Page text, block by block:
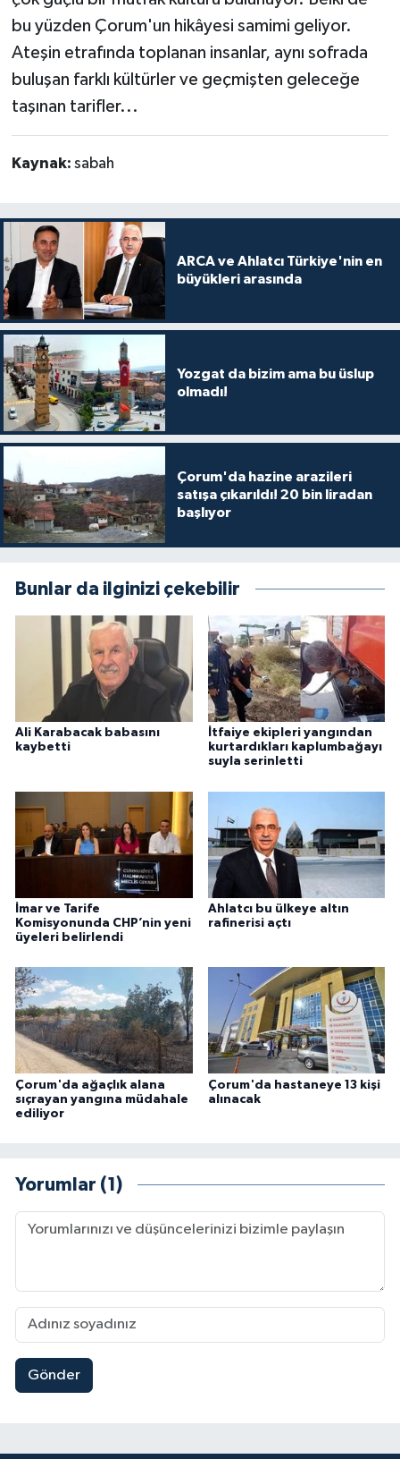
bu yüzden Çorum'un hikâyesi samimi geliyor.
Ateşin etrafında toplanan insanlar, aynı sofrada
buluşan farklı kültürler ve geçmişten geleceğe
taşınan tarifler...
Kaynak: sabah
ARCA ve Ahlatcı Türkiye'nin en
büyükleri arasında
Yozgat da bizim ama bu üslup
olmadı!
Çorum'da hazine arazileri
satışa çıkarıldı! 20 bin liradan
başlıyor
Bunlar da ilginizi çekebilir
Ali Karabacak babasını
kaybetti
İtfaiye ekipleri yangından
kurtardıkları kaplumbağayı
suyla serinletti
İmar ve Tarife
Komisyonunda CHP’nin yeni
üyeleri belirlendi
Ahlatcı bu ülkeye altın
rafinerisi açtı
Çorum'da ağaçlık alana
sıçrayan yangına müdahale
ediliyor
Çorum'da hastaneye 13 kişi
alınacak
Yorumlar (1)
Gönder